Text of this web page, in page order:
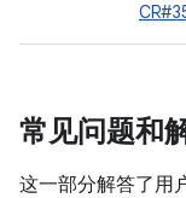
常见问题和
这一部分解答了用